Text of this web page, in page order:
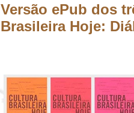
Versão ePub dos
Brasileira Hoje: